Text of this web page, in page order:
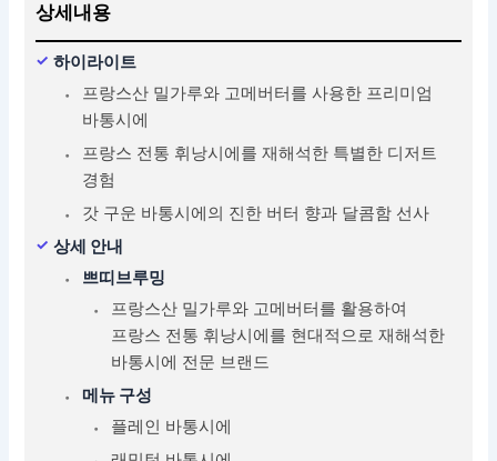
상세내용
하이라이트
프랑스산 밀가루와 고메버터를 사용한 프리미엄
바통시에
프랑스 전통 휘낭시에를 재해석한 특별한 디저트
경험
갓 구운 바통시에의 진한 버터 향과 달콤함 선사
상세 안내
쁘띠브루밍
프랑스산 밀가루와 고메버터를 활용하여
프랑스 전통 휘낭시에를 현대적으로 재해석한
바통시에 전문 브랜드
메뉴 구성
플레인 바통시에